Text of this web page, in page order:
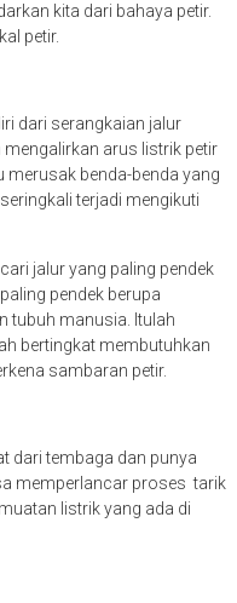
kita dari bahaya petir.
petir.
dari serangkaian jalur
arus listrik petir
merusak benda-benda yang
terjadi mengikuti
jalur yang paling pendek
pendek berupa
tubuh manusia. Itulah
bertingkat membutuhkan
sambaran petir.
dari tembaga dan punya
memperlancar proses tarik
listrik yang ada di